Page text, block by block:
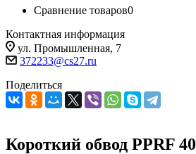
Сравнение товаров0
Контактная информация
ул. Промышленная, 7
372233@cs27.ru
Поделиться
Короткий обвод PPRF 40